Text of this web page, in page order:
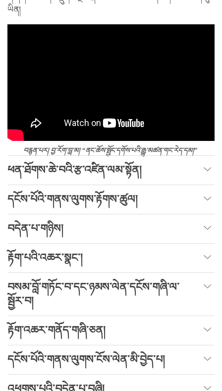
ཡིན།
བརྙན་པར། བྱ་རོག་བླ་མ། “ནང་ཆོས་སྦྱོང་དགོས་པའི་རྒྱུ་མཚན་གང་རེད་དམ།”
ཕན་ཐོགས་ཆེ་བའི་རྩ་འཛིན་ལམ་སྟོན།
དངོས་པོའི་གནས་ལུགས་རྟོགས་ཚུལ།
བདེན་པ་གཉིས།
རྟོག་པའི་འཆར་སྣང་།
བསམ་བློ་གཏོང་བ་དང་ཉམས་ལེན་དངོས་གཞི་ལ་
སྦྱོར་བ།
རྟོག་འཆར་གནོད་གཞི་ཅན།
དངོས་པོའི་གནས་ལུགས་ངོས་ལེན་མི་བྱེད་པ།